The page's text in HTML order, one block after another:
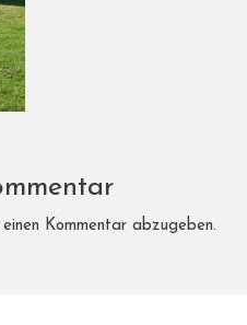
einen Kommentar abzugeben.